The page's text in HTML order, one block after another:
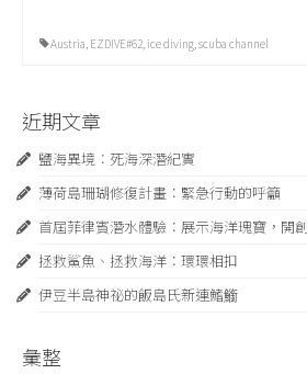
Austria EZDIVE#62 ice diving scuba channel
近期文章
鹽海異境：死海深潛紀實
薄荷島珊瑚修復計畫：緊急⾏動的呼籲
首屆菲律賓潛水體驗：展示海洋瑰寶，開
拯救鯊魚、拯救海洋：環環相扣
伊豆半島神祕的飯島氏新連鰭䲗
彙整